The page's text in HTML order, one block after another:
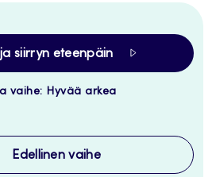
siirryn eteenpäin
vaihe: Hyvää arkea
Edellinen vaihe